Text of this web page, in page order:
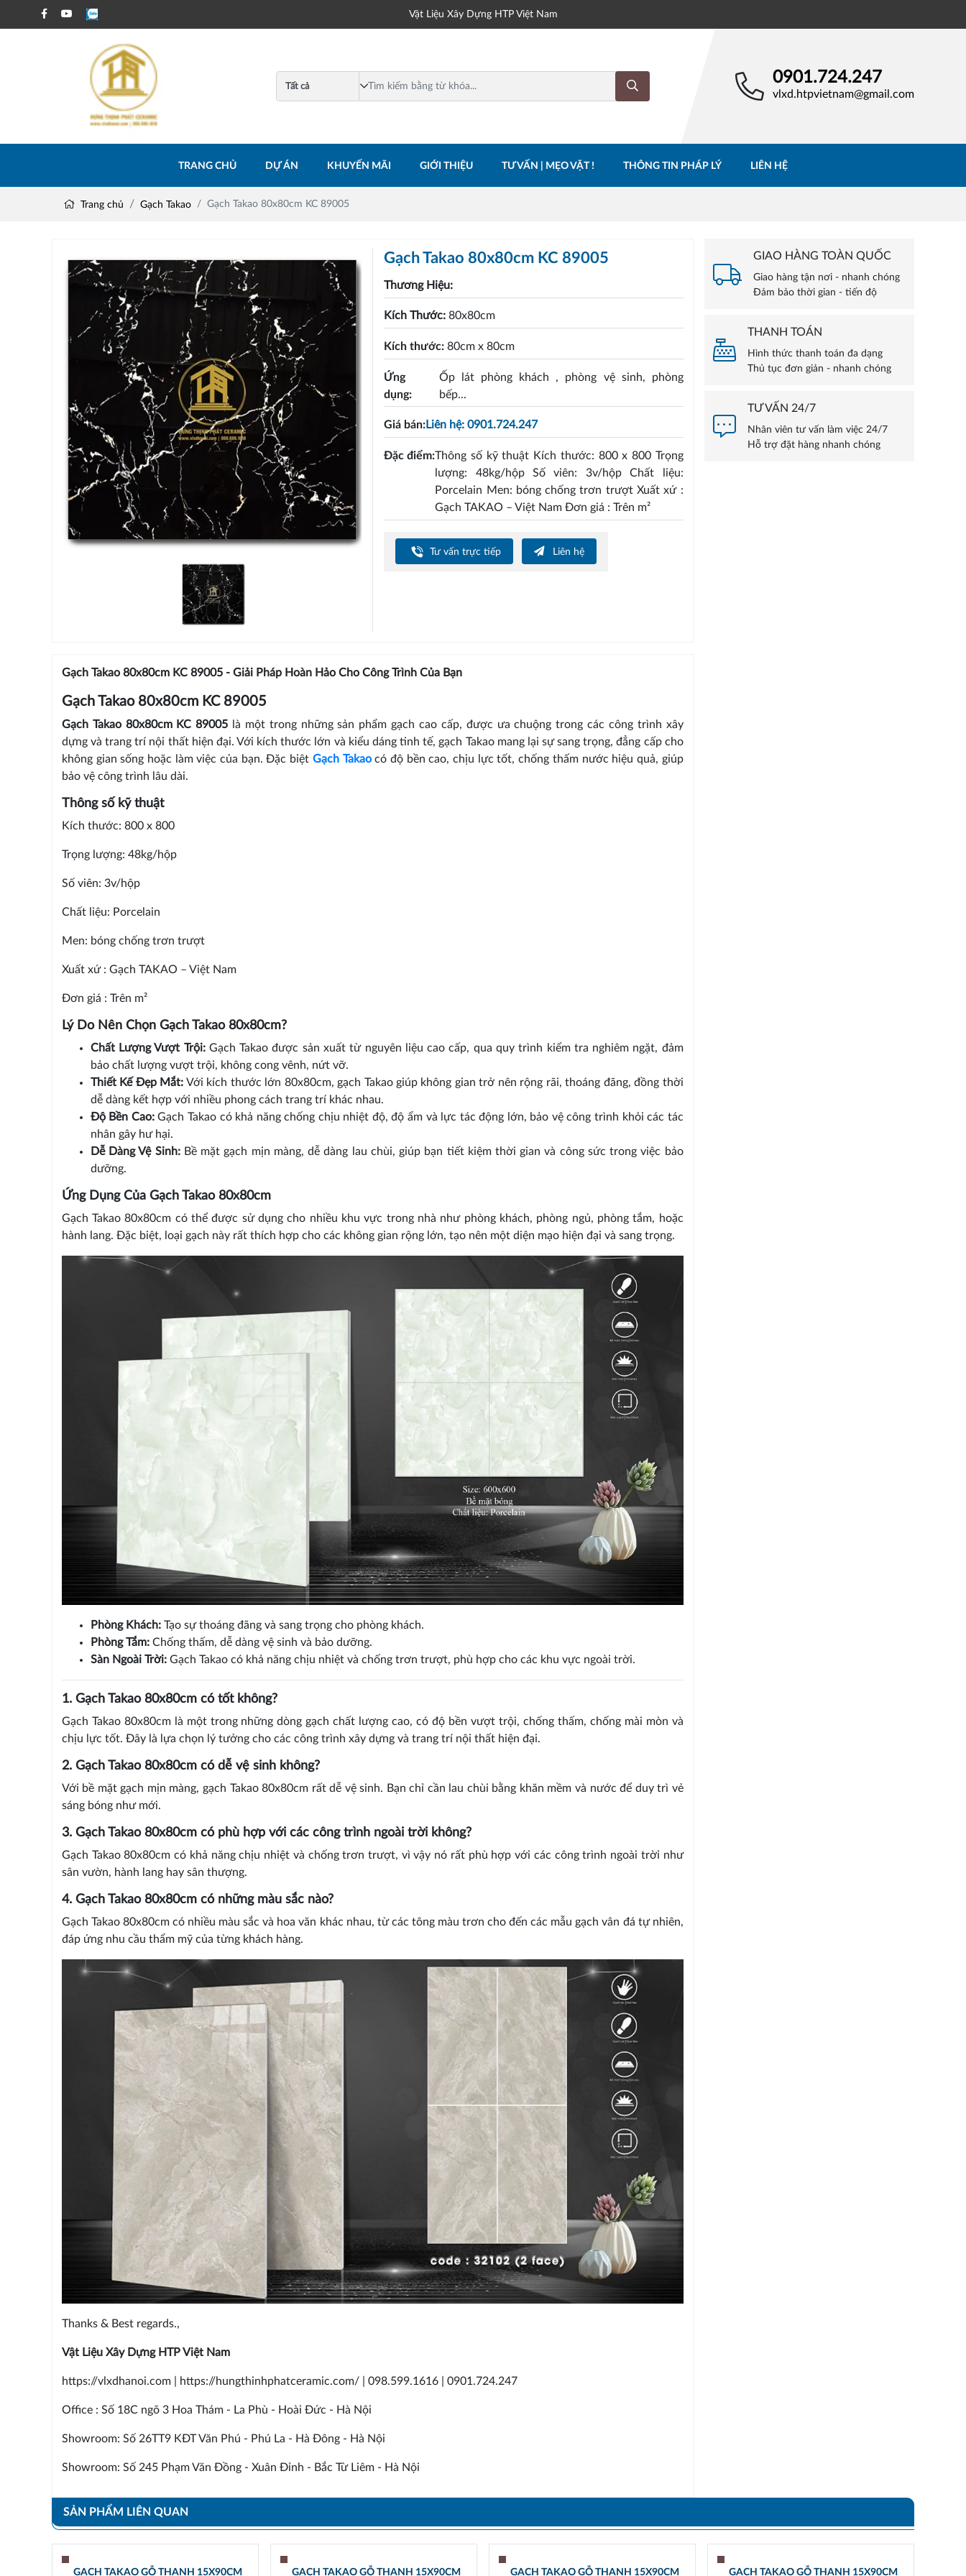
Vật Liệu Xây Dựng HTP Việt Nam
0901.724.247
vlxd.htpvietnam@gmail.com
TRANG CHỦ DỰ ÁN KHUYẾN MÃI GIỚI THIỆU TƯ VẤN | MẸO VẶT ! THÔNG TIN PHÁP LÝ LIÊN HỆ
Trang chủ Gạch Takao Gạch Takao 80x80cm KC 89005
Gạch Takao 80x80cm KC 89005
Thương Hiệu:
Kích Thước:80x80cm
Kích thước:80cm x 80cm
Ứng
dụng:
Ốp lát phòng khách , phòng vệ sinh, phòng
bếp...
Giá bán:Liên hệ: 0901.724.247
Đặc điểm:Thông số kỹ thuật Kích thước: 800 x 800 Trọng
lượng: 48kg/hộp Số viên: 3v/hộp Chất liệu:
Porcelain Men: bóng chống trơn trượt Xuất xứ :
Gạch TAKAO – Việt Nam Đơn giá : Trên m²
Tư vấn trực tiếp Liên hệ
Gạch Takao 80x80cm KC 89005 - Giải Pháp Hoàn Hảo Cho Công Trình Của Bạn
Gạch Takao 80x80cm KC 89005
Gạch Takao 80x80cm KC 89005 là một trong những sản phẩm gạch cao cấp, được ưa chuộng trong các công trình xây
dựng và trang trí nội thất hiện đại. Với kích thước lớn và kiểu dáng tinh tế, gạch Takao mang lại sự sang trọng, đẳng cấp cho
không gian sống hoặc làm việc của bạn. Đặc biệt Gạch Takaocó độ bền cao, chịu lực tốt, chống thấm nước hiệu quả, giúp
bảo vệ công trình lâu dài.
Thông số kỹ thuật
Kích thước: 800 x 800
Trọng lượng: 48kg/hộp
Số viên: 3v/hộp
Chất liệu: Porcelain
Men: bóng chống trơn trượt
Xuất xứ : Gạch TAKAO – Việt Nam
Đơn giá : Trên m²
Lý Do Nên Chọn Gạch Takao 80x80cm?
Chất Lượng Vượt Trội:Gạch Takao được sản xuất từ nguyên liệu cao cấp, qua quy trình kiểm tra nghiêm ngặt, đảm
bảo chất lượng vượt trội, không cong vênh, nứt vỡ.
Thiết Kế Đẹp Mắt: Với kích thước lớn 80x80cm, gạch Takao giúp không gian trở nên rộng rãi, thoáng đãng, đồng thời
dễ dàng kết hợp với nhiều phong cách trang trí khác nhau.
Độ Bền Cao:Gạch Takao có khả năng chống chịu nhiệt độ, độ ẩm và lực tác động lớn, bảo vệ công trình khỏi các tác
nhân gây hư hại.
Dễ Dàng Vệ Sinh:Bề mặt gạch mịn màng, dễ dàng lau chùi, giúp bạn tiết kiệm thời gian và công sức trong việc bảo
dưỡng.
Ứng Dụng Của Gạch Takao 80x80cm
Gạch Takao 80x80cm có thể được sử dụng cho nhiều khu vực trong nhà như phòng khách, phòng ngủ, phòng tắm, hoặc
hành lang. Đặc biệt, loại gạch này rất thích hợp cho các không gian rộng lớn, tạo nên một diện mạo hiện đại và sang trọng.
Phòng Khách:Tạo sự thoáng đãng và sang trọng cho phòng khách.
Phòng Tắm:Chống thấm, dễ dàng vệ sinh và bảo dưỡng.
Sàn Ngoài Trời:Gạch Takao có khả năng chịu nhiệt và chống trơn trượt, phù hợp cho các khu vực ngoài trời.
1. Gạch Takao 80x80cm có tốt không?
Gạch Takao 80x80cm là một trong những dòng gạch chất lượng cao, có độ bền vượt trội, chống thấm, chống mài mòn và
chịu lực tốt. Đây là lựa chọn lý tưởng cho các công trình xây dựng và trang trí nội thất hiện đại.
2. Gạch Takao 80x80cm có dễ vệ sinh không?
Với bề mặt gạch mịn màng, gạch Takao 80x80cm rất dễ vệ sinh. Bạn chỉ cần lau chùi bằng khăn mềm và nước để duy trì vẻ
sáng bóng như mới.
3. Gạch Takao 80x80cm có phù hợp với các công trình ngoài trời không?
Gạch Takao 80x80cm có khả năng chịu nhiệt và chống trơn trượt, vì vậy nó rất phù hợp với các công trình ngoài trời như
sân vườn, hành lang hay sân thượng.
4. Gạch Takao 80x80cm có những màu sắc nào?
Gạch Takao 80x80cm có nhiều màu sắc và hoa văn khác nhau, từ các tông màu trơn cho đến các mẫu gạch vân đá tự nhiên,
đáp ứng nhu cầu thẩm mỹ của từng khách hàng.
Thanks & Best regards.,
Vật Liệu Xây Dựng HTP Việt Nam
https://vlxdhanoi.com | https://hungthinhphatceramic.com/ | 098.599.1616 | 0901.724.247
Office : Số 18C ngõ 3 Hoa Thám - La Phù - Hoài Đức - Hà Nội
Showroom: Số 26TT9 KĐT Văn Phú - Phú La - Hà Đông - Hà Nội
Showroom: Số 245 Phạm Văn Đồng - Xuân Đỉnh - Bắc Từ Liêm - Hà Nội
GIAO HÀNG TOÀN QUỐC
Giao hàng tận nơi - nhanh chóng
Đảm bảo thời gian - tiến độ
THANH TOÁN
Hình thức thanh toán đa dạng
Thủ tục đơn giản - nhanh chóng
TƯ VẤN 24/7
Nhân viên tư vấn làm việc 24/7
Hỗ trợ đặt hàng nhanh chóng
SẢN PHẨM LIÊN QUAN
GẠCH TAKAO GỖ THANH 15X90CM GẠCH TAKAO GỖ THANH 15X90CM GẠCH TAKAO GỖ THANH 15X90CM GẠCH TAKAO GỖ THANH 15X90CM